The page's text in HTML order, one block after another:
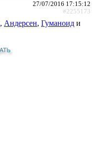
27/07/2016 17:15:12
#2255173
, Андерсен, Гуманоид и